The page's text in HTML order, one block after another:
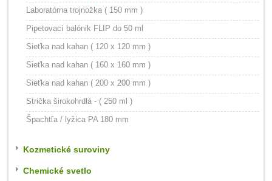
Laboratórna trojnožka ( 150 mm )
Pipetovací balónik FLIP do 50 ml
Sieťka nad kahan ( 120 x 120 mm )
Sieťka nad kahan ( 160 x 160 mm )
Sieťka nad kahan ( 200 x 200 mm )
Strička širokohrdlá - ( 250 ml )
Špachtľa / lyžica PA 180 mm
Kozmetické suroviny
Chemické svetlo